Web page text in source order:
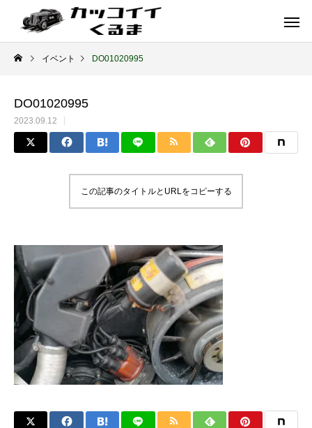
イギリス車
ENGLAND
ドイツ車
GERMANY
イベント DO01020995
DO01020995
2023.09.12
この記事のタイトルとURLをコピーする